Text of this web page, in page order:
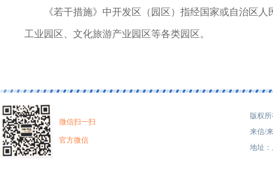
《若干措施》中开发区（园区）指经国家或自治区
工业园区、文化旅游产业园区等各类园区。
微信扫一扫
官方微信
版权
来信/
地址